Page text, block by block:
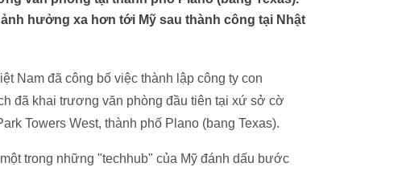
hưởng xa hơn tới Mỹ sau thành công tại Nhật
Nam đã công bố việc thành lập công ty con
đã khai trương văn phòng đầu tiên tại xứ sở cờ
Towers West, thành phố Plano (bang Texas).
trong những "techhub" của Mỹ đánh dấu bước